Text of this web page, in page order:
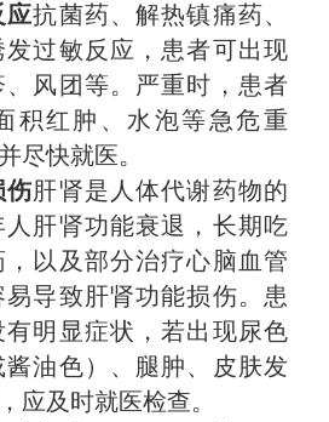
应抗菌药、解热镇痛药、
过敏反应，患者可出现
风团等。严重时，患者
积红肿、水泡等急危重
尽快就医。
伤肝肾是人体代谢药物的
肝肾功能衰退，长期吃
以及部分治疗心脑血管
导致肝肾功能损伤。患
明显症状，若出现尿色
油色）、腿肿、皮肤发
应及时就医检查。